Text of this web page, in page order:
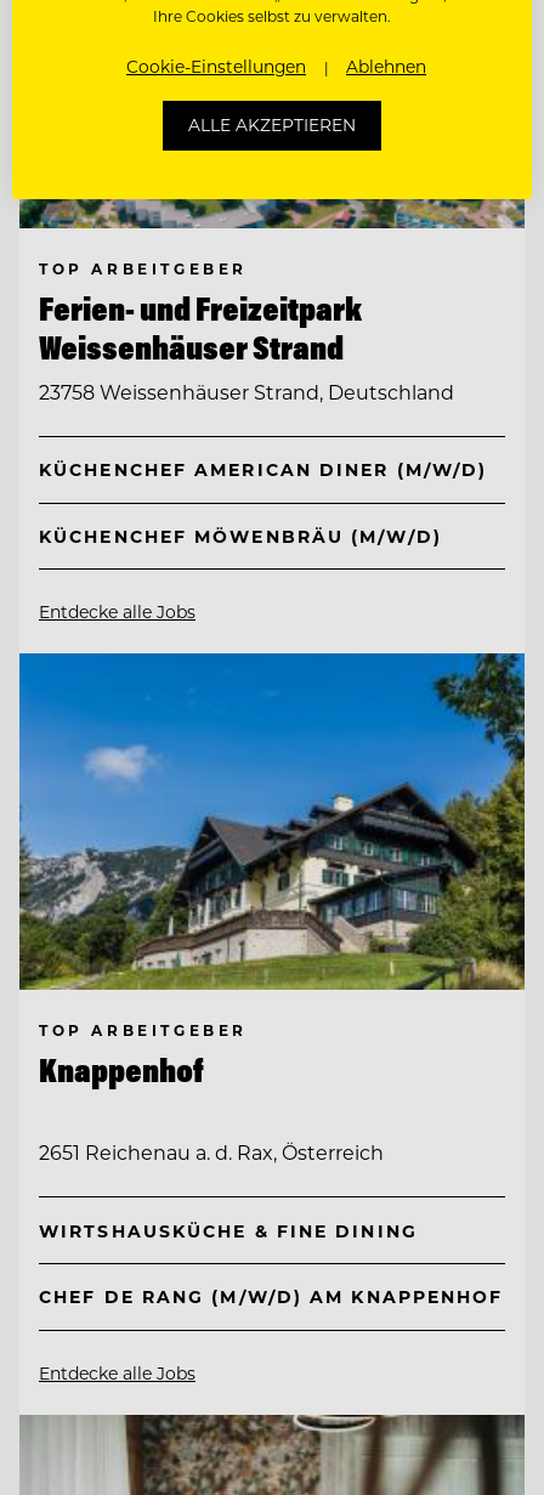
TOP ARBEITGEBER
Ferien- und Freizeitpark
Weissenhäuser Strand
23758 Weissenhäuser Strand, Deutschland
KÜCHENCHEF AMERICAN DINER (M/W/D)
KÜCHENCHEF MÖWENBRÄU (M/W/D)
Entdecke alle Jobs
TOP ARBEITGEBER
Knappenhof
2651 Reichenau a. d. Rax, Österreich
WIRTSHAUSKÜCHE & FINE DINING
CHEF DE RANG (M/W/D) AM KNAPPENHOF
Entdecke alle Jobs
Ihre Cookies selbst zu verwalten.
Cookie-Einstellungen Ablehnen
ALLE AKZEPTIEREN